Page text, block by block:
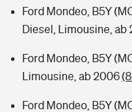
Ford Mondeo, B5Y
Diesel, Limousine, ab
Ford Mondeo, B5Y
Limousine, ab 2006
Ford Mondeo, B5Y